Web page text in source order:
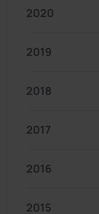
2020
2019
2018
2017
2016
2015